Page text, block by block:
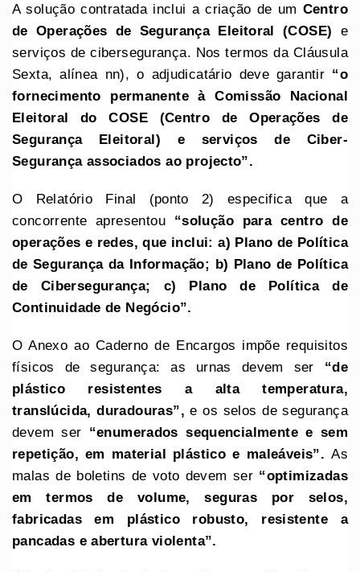
A solução contratada inclui a criação de um Centro
de Operações de Segurança Eleitoral (COSE) e
serviços de cibersegurança. Nos termos da Cláusula
Sexta, alínea nn), o adjudicatário deve garantir “o
fornecimento permanente à Comissão Nacional
Eleitoral do COSE (Centro de Operações de
Segurança Eleitoral) e serviços de Ciber-
Segurança associados ao projecto”.
O Relatório Final (ponto 2) especifica que a
concorrente apresentou “solução para centro de
operações e redes, que inclui: a) Plano de Política
de Segurança da Informação; b) Plano de Política
de Cibersegurança; c) Plano de Política de
Continuidade de Negócio”.
O Anexo ao Caderno de Encargos impõe requisitos
físicos de segurança: as urnas devem ser “de
plástico resistentes a alta temperatura,
translúcida, duradouras”, e os selos de segurança
devem ser “enumerados sequencialmente e sem
repetição, em material plástico e maleáveis”. As
malas de boletins de voto devem ser “optimizadas
em termos de volume, seguras por selos,
fabricadas em plástico robusto, resistente a
pancadas e abertura violenta”.